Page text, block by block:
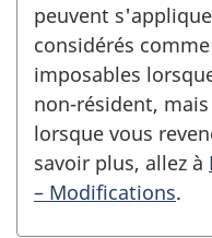
peuvent
considérés
imposables
non-résident,
lorsque vous
savoir plus, allez à
– Modifications.